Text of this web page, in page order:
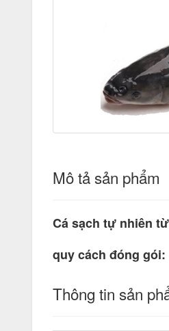
Mô tả sản phẩm
Cá sạch tự nhiên
quy cách đóng gói:
Thông tin sản